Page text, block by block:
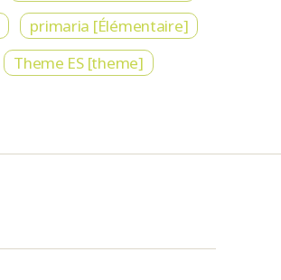
primaria [Élémentaire]
Theme ES [theme]